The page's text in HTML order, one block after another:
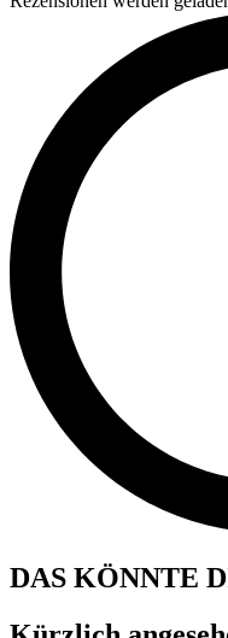
DAS KÖNNTE